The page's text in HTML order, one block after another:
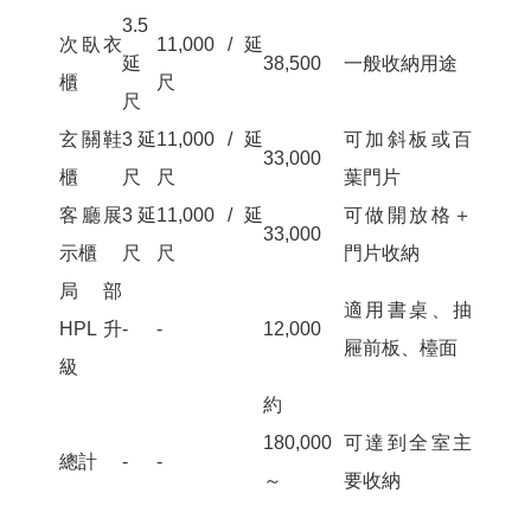
次臥衣
櫃
3.5
延
尺
11,000 / 延
尺
38,500 一般收納用途
玄關鞋
櫃
3 延
尺
11,000 / 延
尺
33,000
可加斜板或百
葉門片
客廳展
示櫃
3 延
尺
11,000 / 延
尺
33,000
可做開放格＋
門片收納
局部
HPL 升
級
- - 12,000
適用書桌、抽
屜前板、檯面
總計 - -
約
180,000
～
可達到全室主
要收納